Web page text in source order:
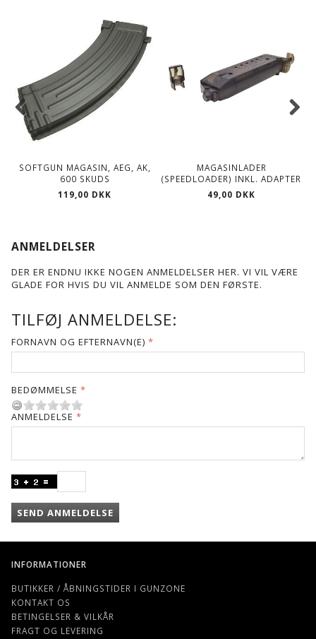
SOFTGUN MAGASIN, AEG, AK,
600 SKUDS
119,00 DKK
MAGASINLADER
(SPEEDLOADER) INKL. ADAPTER
49,00 DKK
ANMELDELSER
DER ER ENDNU IKKE NOGEN ANMELDELSER HER. VI VIL VÆRE
GLADE FOR HVIS DU VIL ANMELDE SOM DEN FØRSTE.
TILFØJ ANMELDELSE:
FORNAVN OG EFTERNAVN(E)
BEDØMMELSE
ANMELDELSE
SEND ANMELDELSE
INFORMATIONER
BUTIKKER / ÅBNINGSTIDER I GUNZONE
KONTAKT OS
BETINGELSER & VILKÅR
FRAGT OG LEVERING